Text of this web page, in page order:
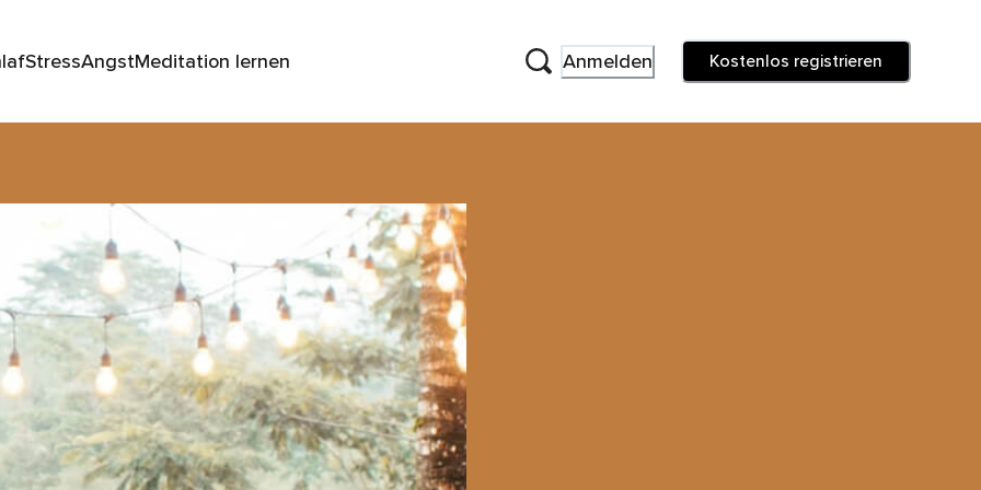
StressAngstMeditation lernen Anmelden Kostenlos registrieren